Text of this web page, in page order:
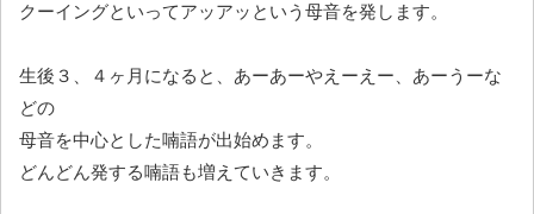
クーイングといってアッアッという母音を発します。
生後３、４ヶ月になると、あーあーやえーえー、あーうーな
どの
母音を中心とした喃語が出始めます。
どんどん発する喃語も増えていきます。